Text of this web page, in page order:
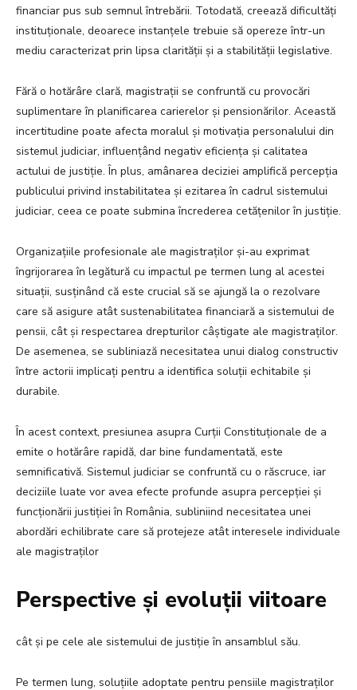
financiar pus sub semnul întrebării. Totodată, creează dificultăți
instituționale, deoarece instanțele trebuie să opereze într-un
mediu caracterizat prin lipsa clarității și a stabilității legislative.
Fără o hotărâre clară, magistrații se confruntă cu provocări
suplimentare în planificarea carierelor și pensionărilor. Această
incertitudine poate afecta moralul și motivația personalului din
sistemul judiciar, influențând negativ eficiența și calitatea
actului de justiție. În plus, amânarea deciziei amplifică percepția
publicului privind instabilitatea și ezitarea în cadrul sistemului
judiciar, ceea ce poate submina încrederea cetățenilor în justiție.
Organizațiile profesionale ale magistraților și-au exprimat
îngrijorarea în legătură cu impactul pe termen lung al acestei
situații, susținând că este crucial să se ajungă la o rezolvare
care să asigure atât sustenabilitatea financiară a sistemului de
pensii, cât și respectarea drepturilor câștigate ale magistraților.
De asemenea, se subliniază necesitatea unui dialog constructiv
între actorii implicați pentru a identifica soluții echitabile și
durabile.
În acest context, presiunea asupra Curții Constituționale de a
emite o hotărâre rapidă, dar bine fundamentată, este
semnificativă. Sistemul judiciar se confruntă cu o răscruce, iar
deciziile luate vor avea efecte profunde asupra percepției și
funcționării justiției în România, subliniind necesitatea unei
abordări echilibrate care să protejeze atât interesele individuale
ale magistraților
Perspective și evoluții viitoare
cât și pe cele ale sistemului de justiție în ansamblul său.
Pe termen lung, soluțiile adoptate pentru pensiile magistraților